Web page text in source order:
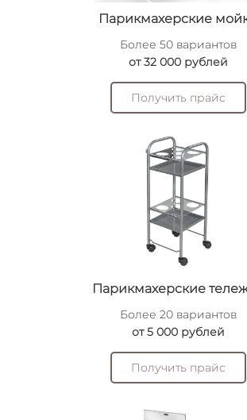
Парикмахерские
Более 50 вариантов
от 32 000 рублей
Получить прайс
Парикмахерские
Более 20 вариантов
от 5 000 рублей
Получить прайс